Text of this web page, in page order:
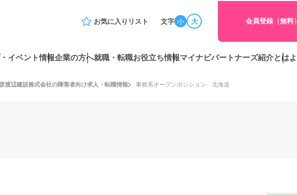
お気に入りリスト 文字 小 大 会員登録（無料）
イベント情報企業の方へ就職・転職お役立ち情報マイナビパートナーズ紹介とは
渡辺建設株式会社の障害者向け求人・転職情報 事務系オープンポジション 北海道